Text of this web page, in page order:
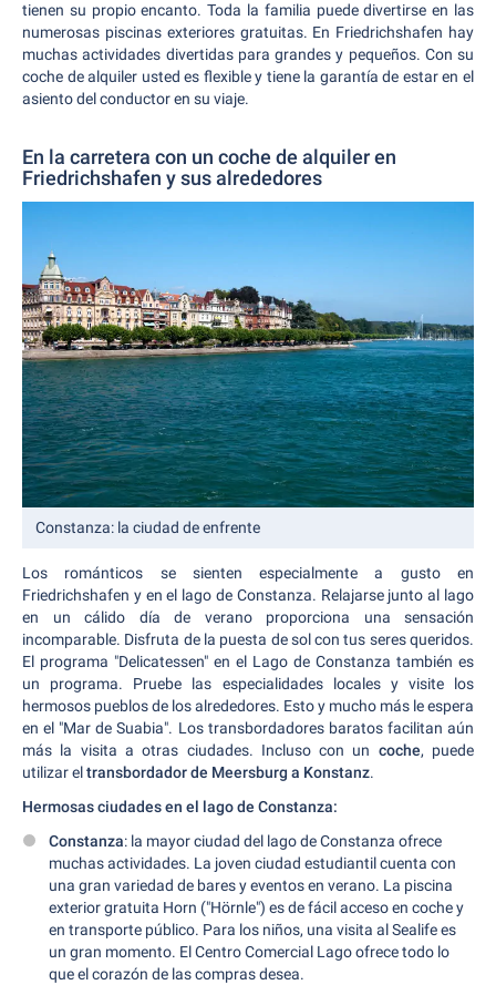
tienen su propio encanto. Toda la familia puede divertirse en las
numerosas piscinas exteriores gratuitas. En Friedrichshafen hay
muchas actividades divertidas para grandes y pequeños. Con su
coche de alquiler usted es flexible y tiene la garantía de estar en el
asiento del conductor en su viaje.
En la carretera con un coche de alquiler en
Friedrichshafen y sus alrededores
Constanza: la ciudad de enfrente
Los románticos se sienten especialmente a gusto en
Friedrichshafen y en el lago de Constanza. Relajarse junto al lago
en un cálido día de verano proporciona una sensación
incomparable. Disfruta de la puesta de sol con tus seres queridos.
El programa "Delicatessen" en el Lago de Constanza también es
un programa. Pruebe las especialidades locales y visite los
hermosos pueblos de los alrededores. Esto y mucho más le espera
en el "Mar de Suabia". Los transbordadores baratos facilitan aún
más la visita a otras ciudades. Incluso con un coche, puede
utilizar eltransbordador de Meersburg a Konstanz.
Hermosas ciudades en el lago de Constanza:
Constanza: la mayor ciudad del lago de Constanza ofrece
muchas actividades. La joven ciudad estudiantil cuenta con
una gran variedad de bares y eventos en verano. La piscina
exterior gratuita Horn ("Hörnle") es de fácil acceso en coche y
en transporte público. Para los niños, una visita al Sealife es
un gran momento. El Centro Comercial Lago ofrece todo lo
que el corazón de las compras desea.